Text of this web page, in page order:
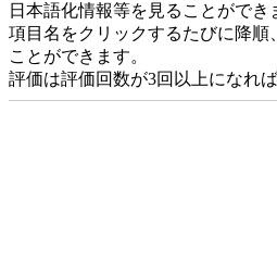
日本語化情報等を見ることができ
項目名をクリックするたびに降順
ことができます。
評価は評価回数が3回以上になれ